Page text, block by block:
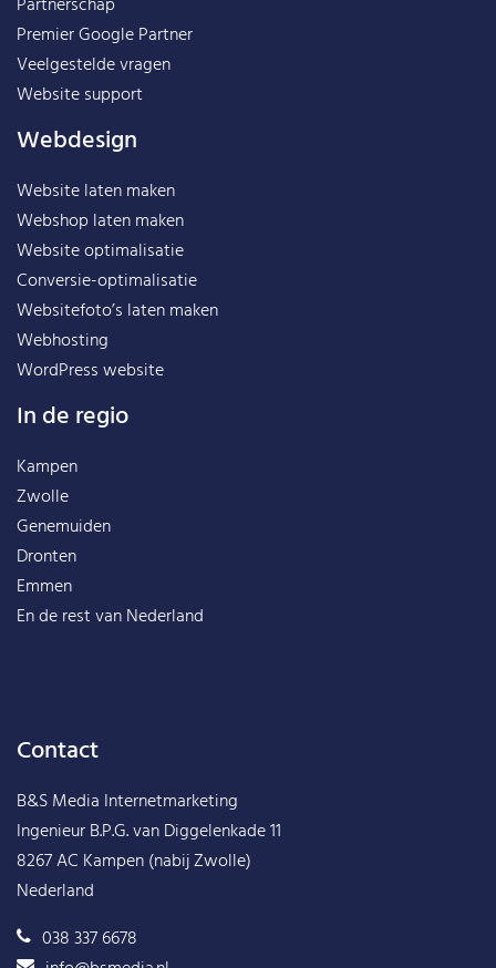
Premier Google Partner
Veelgestelde vragen
Website support
Webdesign
Website laten maken
Webshop laten maken
Website optimalisatie
Conversie-optimalisatie
Websitefoto’s laten maken
Webhosting
WordPress website
In de regio
Kampen
Zwolle
Genemuiden
Dronten
Emmen
En de rest vanNederland
Contact
B&S Media Internetmarketing
Ingenieur B.P.G. van Diggelenkade 11
8267 AC Kampen (nabij Zwolle)
Nederland
038 337 6678